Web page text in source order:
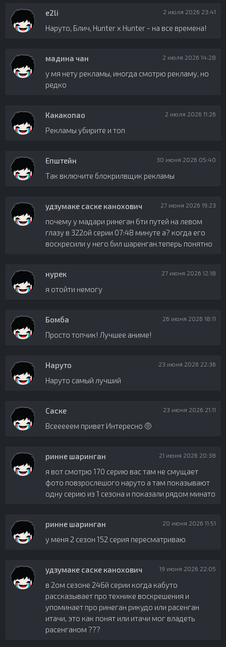
e2li 2 июля 2026 23:41
Наруто, Блич, Hunter x Hunter - на все времена!
мадина чан 2 июля 2026 14:28
у мя нету рекламы, иногда смотрю рекламу, но
редко
Какакопао 2 июля 2026 11:26
Рекламы убирите и топ
Епштейн 30 июня 2026 05:40
Так включите блокрилвщик рекламы
удзумаке саске канохович 27 июня 2026 19:23
почему у мадари ринеган 6ти путей на левом
глазу в 322ой серии 07:48 минуте а? когда его
воскресили у него бил шаренган.теперь понятно
нурек 27 июня 2026 12:18
я отойти немогу
Бомба 26 июня 2026 18:11
Просто топчик! Лучшее аниме!
Наруто 23 июня 2026 22:36
Наруто самый лучший
Саске 23 июня 2026 21:11
Всееееем привет Интересно 🤨
ринне шаринган 21 июня 2026 20:38
я вот смотрю 170 серию вас там не смущает
фото повзрослешого наруто а там показывают
одну серию из 1 сезона и показали рядом минато
ринне шаринган 20 июня 2026 11:51
у меня 2 сезон 152 серия пересматриваю
удзумаке саске канохович 19 июня 2026 22:05
в 2ом сезоне 246й серии когда кабуто
рассказывает про технике воскрешения и
упоминает про ринеган рикудо или расенган
итачи, это как понят или итачи мог владеть
расенганом ???